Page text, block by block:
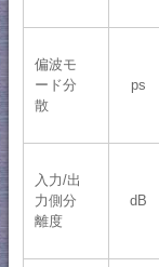
偏波モ
ード分
散
ps
入力/出
力側分
離度
dB